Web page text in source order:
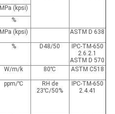
MPa (kpsi)
%
MPa (kpsi) ASTM D 638
% D48/50
IPC-TM-650
2.6.2.1
ASTM D 570
W/m/k 80℃ ASTM C518
ppm/℃
RH de
23℃/50%
IPC-TM-650
2.4.41